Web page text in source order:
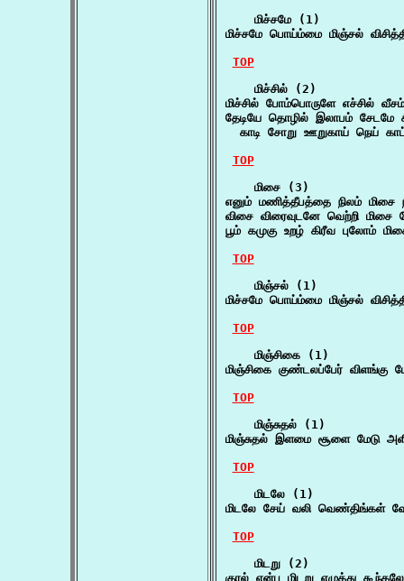
    மிச்சமே (1)
மிச்சமே பொய்ம்மை மிஞ்சல்
TOP
    மிச்சில் (2)
மிச்சில் போம்பொருளே எச்சில்
தேடியே தொழில் இலாபம் சேடமே
காடி சோறு ஊறுகாய் நெய்
TOP
    மிசை (3)
எனும் மணித்தீபத்தை நிலம் மிசை
விசை விரைவுடனே வெற்றி
பூம் கமுகு உறழ் கிரீவ புலோம்
TOP
    மிஞ்சல் (1)
மிச்சமே பொய்ம்மை மிஞ்சல்
TOP
    மிஞ்சிகை (1)
மிஞ்சிகை குண்டலப்பேர்
TOP
    மிஞ்சுதல் (1)
மிஞ்சுதல் இளமை சூளை மேடு
TOP
    மிடலே (1)
மிடலே சேய் வலி வெண்திங்கள்
TOP
    மிடறு (2)
குரல் என்ப மிடறு எழுத்து